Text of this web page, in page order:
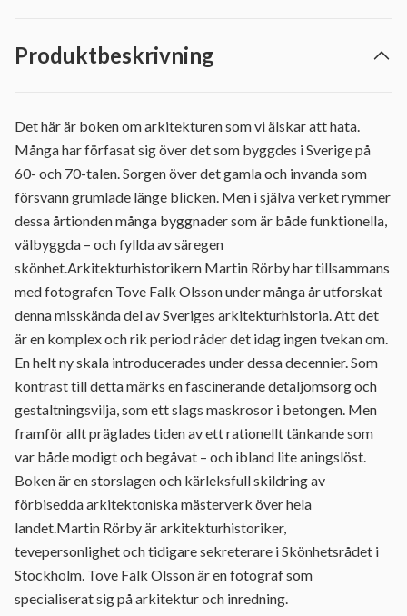
Produktbeskrivning
Det här är boken om arkitekturen som vi älskar att hata.
Många har förfasat sig över det som byggdes i Sverige på
60- och 70-talen. Sorgen över det gamla och invanda som
försvann grumlade länge blicken. Men i själva verket rymmer
dessa årtionden många byggnader som är både funktionella,
välbyggda – och fyllda av säregen
skönhet.Arkitekturhistorikern Martin Rörby har tillsammans
med fotografen Tove Falk Olsson under många år utforskat
denna misskända del av Sveriges arkitekturhistoria. Att det
är en komplex och rik period råder det idag ingen tvekan om.
En helt ny skala introducerades under dessa decennier. Som
kontrast till detta märks en fascinerande detaljomsorg och
gestaltningsvilja, som ett slags maskrosor i betongen. Men
framför allt präglades tiden av ett rationellt tänkande som
var både modigt och begåvat – och ibland lite aningslöst.
Boken är en storslagen och kärleksfull skildring av
förbisedda arkitektoniska mästerverk över hela
landet.Martin Rörby är arkitekturhistoriker,
tevepersonlighet och tidigare sekreterare i Skönhetsrådet i
Stockholm. Tove Falk Olsson är en fotograf som
specialiserat sig på arkitektur och inredning.